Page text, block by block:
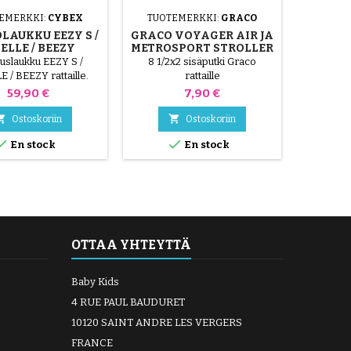
CYBEX
EEZY S /
/ BEEZY
EEZY S /
/ BEEZY rattaille.
Eezy S 2, Eezy
S Twist, Eezy S
Eezy S Twist+ 2,
ja Beezy rattaiden
kanssa.
Hinta
59,90 €
Ostoskoriin
En stock
TUOTEMERKKI: GRACO
GRACO VOYAGER AIR JA
METROSPORT STROLLER
TUBE
8 1/2x2 sisäputki Graco
rattaille
Hinta
7,90 €
 Ostoskoriin
 En stock
OTTAA YHTEYTTÄ
Baby Kids
4 RUE PAUL BAUDURET
10120 SAINT ANDRE LES VERGERS
FRANCE